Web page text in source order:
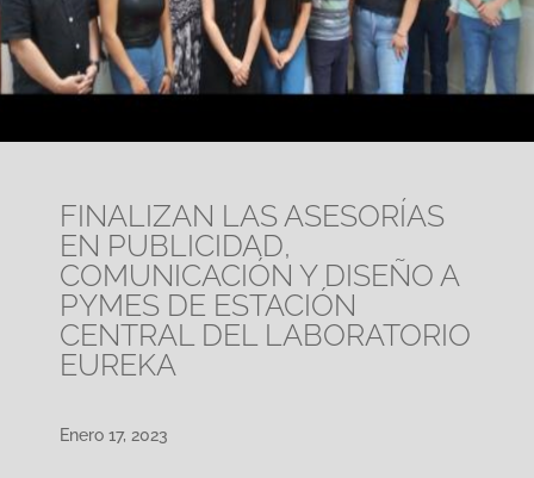
FINALIZAN LAS ASESORÍAS
EN PUBLICIDAD,
COMUNICACIÓN Y DISEÑO A
PYMES DE ESTACIÓN
CENTRAL DEL LABORATORIO
EUREKA
Enero 17, 2023